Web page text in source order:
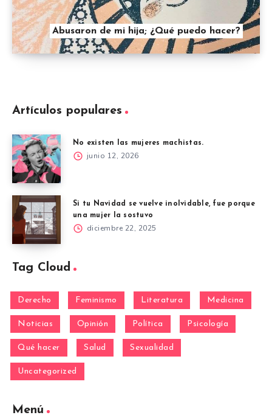
Abusaron de mi hija; ¿Qué puedo hacer?
Artículos populares
No existen las mujeres machistas.
junio 12, 2026
Si tu Navidad se vuelve inolvidable, fue porque
una mujer la sostuvo
diciembre 22, 2025
Tag Cloud
Derecho Feminismo Literatura Medicina
Noticias Opinión Política Psicología
Qué hacer Salud Sexualidad
Uncategorized
Menú